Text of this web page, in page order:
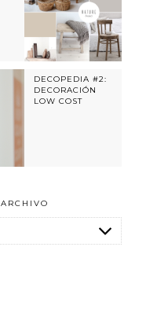
DECOPEDIA #2:
DECORACIÓN
LOW COST
ARCHIVO